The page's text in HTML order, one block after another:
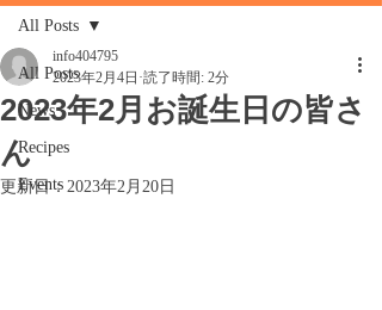
All Posts
News
Recipes
Events
All Posts
2023年2月お誕生日の皆さ
ん
info404795
2023年2月4日 読了時間: 2分
更新日： 2023年2月20日